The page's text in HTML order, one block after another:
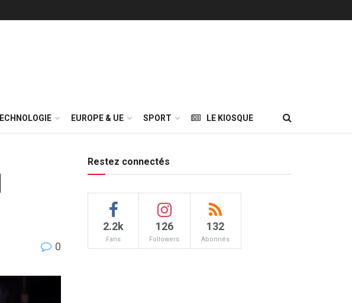
EUROPE & UE SPORT LE KIOSQUE
0
Restez connectés
2.2k
Fans
126
Followers
132
Abonnés